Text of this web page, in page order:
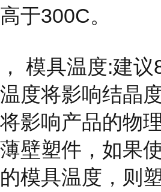
高于300C。
， 模具温度:建
温度将影响结晶
将影响产品的物
薄壁塑件，如果
的模具温度，则